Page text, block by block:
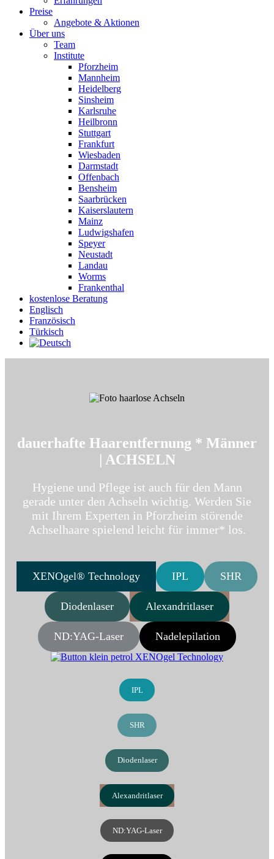
Preise
Angebote & Aktionen
Über uns
Team
Institute
Pforzheim
Mannheim
Heidelberg
Sinsheim
Karlsruhe
Heilbronn
Stuttgart
Frankfurt
Wiesbaden
Darmstadt
Offenbach
Bensheim
Saarbrücken
Kaiserslautern
Mainz
Ludwigshafen
Speyer
Neustadt
Landau
Worms
Frankenthal
kostenlose Beratung
Englisch
Französisch
Türkisch
dauer­hafte Haar­ent­fernung * Männer
| ACHSELN
Hygiene und Pflege ist auch für den Mann
gerade unter den Achseln wichtig. Werden Sie
mit Ihrem Experten in Pforzheim störende
Achselhaare spielend leicht für immer* los.
XENOgel® Technology IPL SHR
Diodenlaser Alexandritlaser
ND:YAG-Laser Nadelepilation
IPL
SHR
Diodenlaser
Alexandritlaser
ND:YAG-Laser